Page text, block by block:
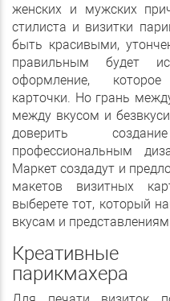
женских и мужских
стилиста и визитки
быть красивыми,
правильным будет
оформление,
карточки. Но грань
между вкусом и
доверить
профессиональным
Маркет создадут и
макетов визитных
выберете тот, который
вкусам и
парикмахера